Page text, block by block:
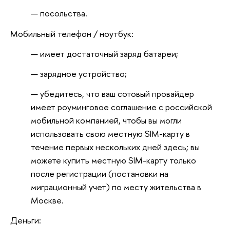
посольства.
Мобильный телефон / ноутбук:
имеет достаточный заряд батареи;
зарядное устройство;
убедитесь, что ваш сотовый провайдер
имеет роуминговое соглашение с российской
мобильной компанией, чтобы вы могли
использовать свою местную SIM-карту в
течение первых нескольких дней здесь; вы
можете купить местную SIM-карту только
после регистрации (постановки на
миграционный учет) по месту жительства в
Москве.
Деньги: